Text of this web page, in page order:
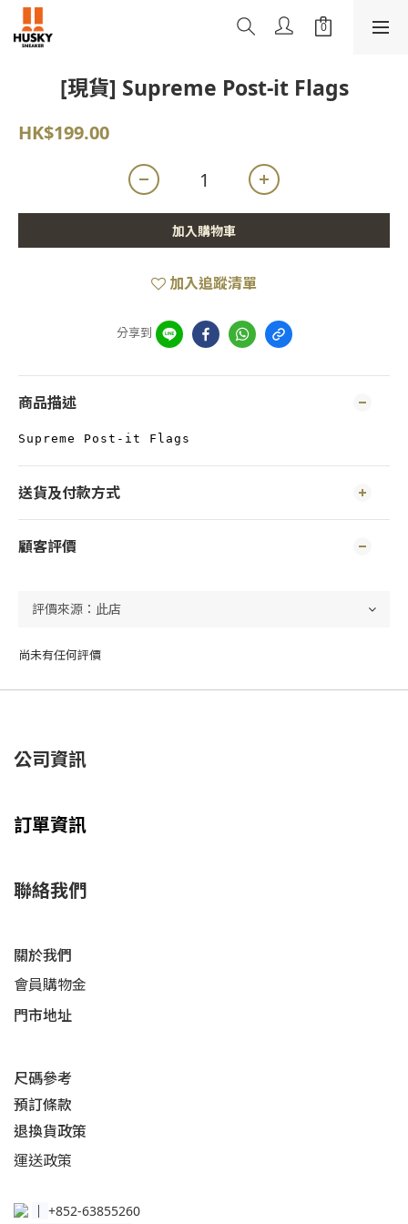
[現貨] Supreme Post-it Flags
HK$199.00
加入購物車
加入追蹤清單
分享到
商品描述
Supreme Post-it Flags
送貨及付款方式
顧客評價
尚未有任何評價
公司資訊
訂單資訊
聯絡我們
關於我們
會員購物金
門市地址
尺碼參考
預訂條款
退換貨政策​
運送政策​
│ +852-63855260